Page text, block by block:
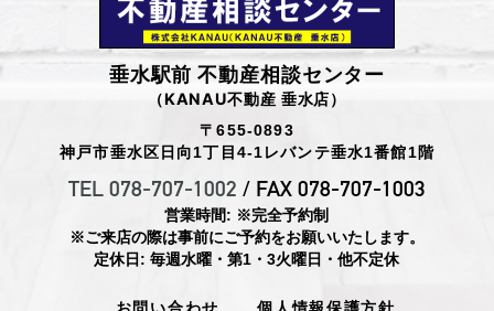
垂水駅前 不動産相談センター
（KANAU不動産 垂水店）
〒655-0893
神戸市垂水区日向1丁目4-1レバンテ垂水1番館1階
TEL 078-707-1002 / FAX 078-707-1003
営業時間: ※完全予約制
※ご来店の際は事前にご予約をお願いいたします。
定休日: 毎週水曜・第1・3火曜日・他不定休
お問い合わせ 個人情報保護方針